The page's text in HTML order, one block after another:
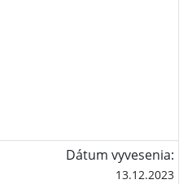
Dátum vyvesenia:
13.12.2023